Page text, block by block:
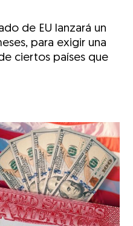
de EU lanzará un
para exigir una
ciertos países que
Email
mediante Facebook
actual mediante Twitter
actual mediante LinkedIn
el artículo actual mediante